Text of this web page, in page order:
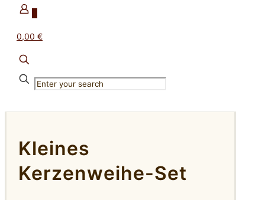
0,00 €
Kleines
Kerzenweihe-Set